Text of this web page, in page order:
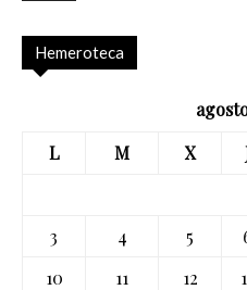
Hemeroteca
L
M X
3
4 5
10
11 12